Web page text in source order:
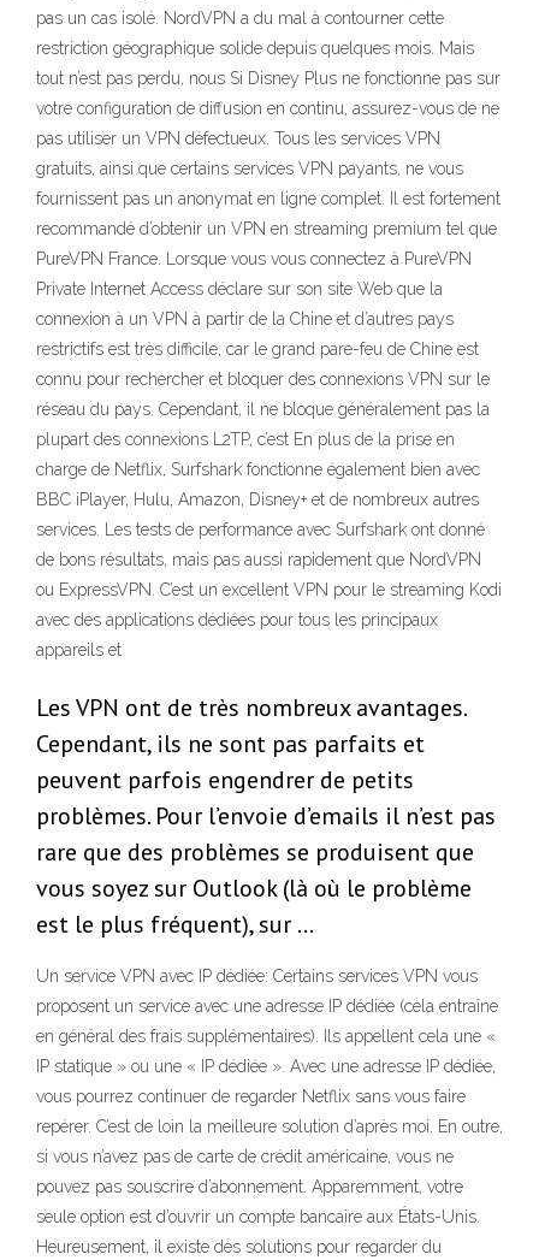
pas un cas isolé. NordVPN a du mal à contourner cette
restriction géographique solide depuis quelques mois. Mais
tout n’est pas perdu, nous Si Disney Plus ne fonctionne pas sur
votre configuration de diffusion en continu, assurez-vous de ne
pas utiliser un VPN défectueux. Tous les services VPN
gratuits, ainsi que certains services VPN payants, ne vous
fournissent pas un anonymat en ligne complet. Il est fortement
recommandé d’obtenir un VPN en streaming premium tel que
PureVPN France. Lorsque vous vous connectez à PureVPN
Private Internet Access déclare sur son site Web que la
connexion à un VPN à partir de la Chine et d’autres pays
restrictifs est très difficile, car le grand pare-feu de Chine est
connu pour rechercher et bloquer des connexions VPN sur le
réseau du pays. Cependant, il ne bloque généralement pas la
plupart des connexions L2TP, c’est En plus de la prise en
charge de Netflix, Surfshark fonctionne également bien avec
BBC iPlayer, Hulu, Amazon, Disney+ et de nombreux autres
services. Les tests de performance avec Surfshark ont donné
de bons résultats, mais pas aussi rapidement que NordVPN
ou ExpressVPN. C’est un excellent VPN pour le streaming Kodi
avec des applications dédiées pour tous les principaux
appareils et
Les VPN ont de très nombreux avantages.
Cependant, ils ne sont pas parfaits et
peuvent parfois engendrer de petits
problèmes. Pour l’envoie d’emails il n’est pas
rare que des problèmes se produisent que
vous soyez sur Outlook (là où le problème
est le plus fréquent), sur …
Un service VPN avec IP dédiée: Certains services VPN vous
proposent un service avec une adresse IP dédiée (cela entraîne
en général des frais supplémentaires). Ils appellent cela une «
IP statique » ou une « IP dédiée ». Avec une adresse IP dédiée,
vous pourrez continuer de regarder Netflix sans vous faire
repérer. C’est de loin la meilleure solution d’après moi. En outre,
si vous n’avez pas de carte de crédit américaine, vous ne
pouvez pas souscrire d’abonnement. Apparemment, votre
seule option est d’ouvrir un compte bancaire aux États-Unis.
Heureusement, il existe des solutions pour regarder du